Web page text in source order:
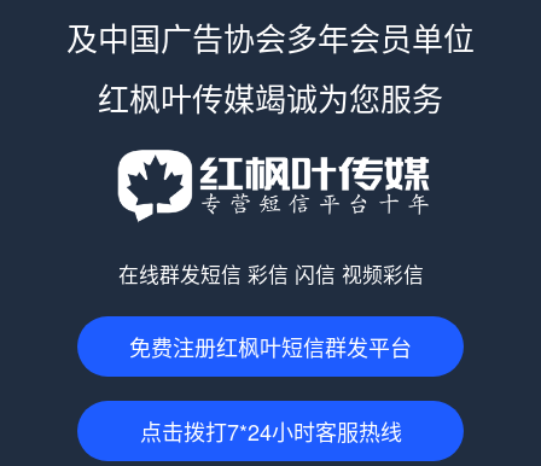
及中国广告协会多年会员单位
红枫叶传媒竭诚为您服务
在线群发短信 彩信 闪信 视频彩信
免费注册红枫叶短信群发平台
点击拨打7*24小时客服热线